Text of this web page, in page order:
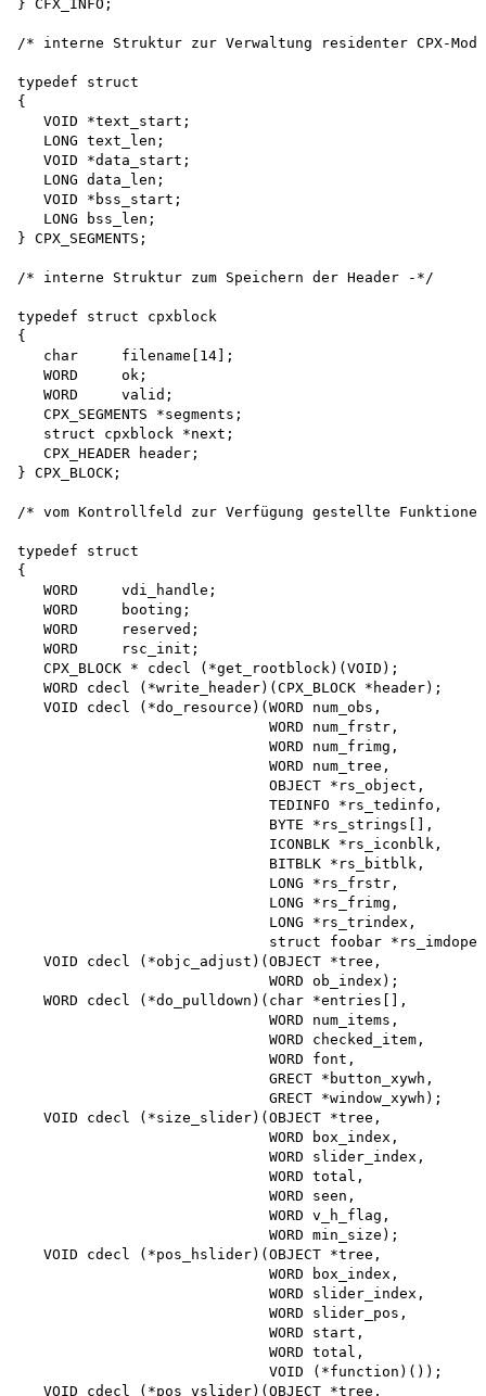
} CFX_INFO;
/* interne Struktur zur Verwaltung residenter CPX-
typedef struct
{
   VOID *text_start;
   LONG text_len;
   VOID *data_start;
   LONG data_len;
   VOID *bss_start;
   LONG bss_len;
} CPX_SEGMENTS;
/* interne Struktur zum Speichern der Header -*/
typedef struct cpxblock
{
   char     filename[14];
   WORD     ok;
   WORD     valid;
   CPX_SEGMENTS *segments;
   struct cpxblock *next;
   CPX_HEADER header;
} CPX_BLOCK;
/* vom Kontrollfeld zur Verfügung gestellte
typedef struct
{
   WORD     vdi_handle;
   WORD     booting;
   WORD     reserved;
   WORD     rsc_init;
   CPX_BLOCK * cdecl (*get_rootblock)(VOID);
   WORD cdecl (*write_header)(CPX_BLOCK *header);
   VOID cdecl (*do_resource)(WORD num_obs,
                             WORD num_frstr,
                             WORD num_frimg,
                             WORD num_tree,
                             OBJECT *rs_object,
                             TEDINFO *rs_tedinfo,
                             BYTE *rs_strings[],
                             ICONBLK *rs_iconblk,
                             BITBLK *rs_bitblk,
                             LONG *rs_frstr,
                             LONG *rs_frimg,
                             LONG *rs_trindex,
struct foobar
   VOID cdecl (*objc_adjust)(OBJECT *tree,
                             WORD ob_index);
   WORD cdecl (*do_pulldown)(char *entries[],
                             WORD num_items,
                             WORD checked_item,
                             WORD font,
                             GRECT *button_xywh,
                             GRECT *window_xywh);
   VOID cdecl (*size_slider)(OBJECT *tree,
                             WORD box_index,
                             WORD slider_index,
                             WORD total,
                             WORD seen,
                             WORD v_h_flag,
                             WORD min_size);
   VOID cdecl (*pos_hslider)(OBJECT *tree,
                             WORD box_index,
                             WORD slider_index,
                             WORD slider_pos,
                             WORD start,
                             WORD total,
                             VOID (*function)());
   VOID cdecl (*pos_vslider)(OBJECT *tree,